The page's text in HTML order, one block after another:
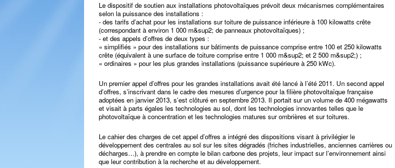
Le dispositif de soutien aux installations photovoltaïques prévoit deux mécanismes complémentaires
selon la puissance des installations :
- des tarifs d’achat pour les installations sur toiture de puissance inférieure à 100 kilowatts crête
(correspondant à environ 1 000 m&sup2; de panneaux photovoltaïques) ;
- et des appels d’offres de deux types :
« simplifiés » pour des installations sur bâtiments de puissance comprise entre 100 et 250 kilowatts
crête (équivalent à une surface de toiture comprise entre 1 000 m&sup2; et 2 500 m&sup2;) ;
« ordinaires » pour les plus grandes installations (puissance supérieure à 250 kWc).
Un premier appel d’offres pour les grandes installations avait été lancé à l’été 2011. Un second appel
d’offres, s’inscrivant dans le cadre des mesures d’urgence pour la filière photovoltaïque française
adoptées en janvier 2013, s’est clôturé en septembre 2013. Il portait sur un volume de 400 mégawatts
et visait à parts égales les technologies au sol, dont les technologies innovantes telles que le
photovoltaïque à concentration et les technologies matures sur ombrières et sur toitures.
Le cahier des charges de cet appel d’offres a intégré des dispositions visant à privilégier le
développement des centrales au sol sur les sites dégradés (friches industrielles, anciennes carrières ou
décharges…), à prendre en compte le bilan carbone des projets, leur impact sur l’environnement ainsi
que leur contribution à la recherche et au développement.